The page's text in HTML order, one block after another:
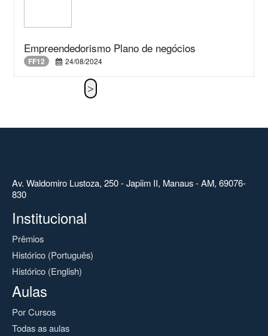
Empreendedorismo Plano de negócios
FF12 24/08/2024
Av. Waldomiro Lustoza, 250 - Japiim II, Manaus - AM, 69076-
830
Institucional
Prêmios
Histórico (Português)
Histórico (English)
Aulas
Por Cursos
Todas as aulas